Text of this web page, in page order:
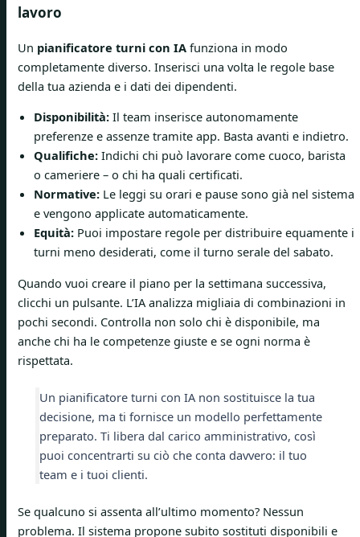
lavoro
Un pianificatore turni con IA funziona in modo
completamente diverso. Inserisci una volta le regole base
della tua azienda e i dati dei dipendenti.
Disponibilità: Il team inserisce autonomamente
preferenze e assenze tramite app. Basta avanti e indietro.
Qualifiche: Indichi chi può lavorare come cuoco, barista
o cameriere – o chi ha quali certificati.
Normative: Le leggi su orari e pause sono già nel sistema
e vengono applicate automaticamente.
Equità: Puoi impostare regole per distribuire equamente i
turni meno desiderati, come il turno serale del sabato.
Quando vuoi creare il piano per la settimana successiva,
clicchi un pulsante. L’IA analizza migliaia di combinazioni in
pochi secondi. Controlla non solo chi è disponibile, ma
anche chi ha le competenze giuste e se ogni norma è
rispettata.
Un pianificatore turni con IA non sostituisce la tua
decisione, ma ti fornisce un modello perfettamente
preparato. Ti libera dal carico amministrativo, così
puoi concentrarti su ciò che conta davvero: il tuo
team e i tuoi clienti.
Se qualcuno si assenta all’ultimo momento? Nessun
problema. Il sistema propone subito sostituti disponibili e